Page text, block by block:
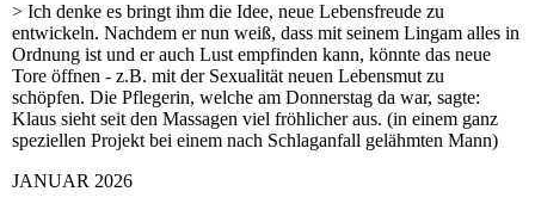
> Ich denke es bringt ihm die Idee, neue Lebensfreude zu
entwickeln. Nachdem er nun weiß, dass mit seinem Lingam alles in
Ordnung ist und er auch Lust empfinden kann, könnte das neue
Tore öffnen - z.B. mit der Sexualität neuen Lebensmut zu
schöpfen. Die Pflegerin, welche am Donnerstag da war, sagte:
Klaus sieht seit den Massagen viel fröhlicher aus. (in einem ganz
speziellen Projekt bei einem nach Schlaganfall gelähmten Mann)
JANUAR 2026